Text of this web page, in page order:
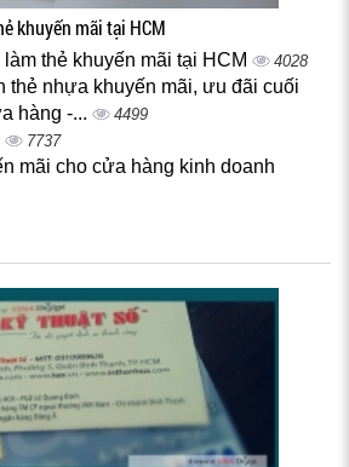
khuyến mãi tại HCM
làm thẻ khuyến mãi tại HCM 4028
thẻ nhựa khuyến mãi, ưu đãi cuối
hàng -...
4499
7737
mãi cho cửa hàng kinh doanh